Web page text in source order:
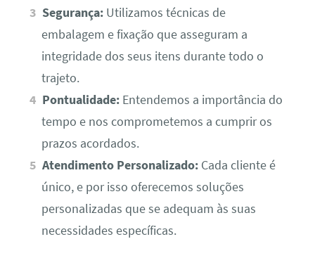
Segurança: Utilizamos técnicas de
embalagem e fixação que asseguram a
integridade dos seus itens durante todo o
trajeto.
Pontualidade: Entendemos a importância do
tempo e nos comprometemos a cumprir os
prazos acordados.
Atendimento Personalizado: Cada cliente é
único, e por isso oferecemos soluções
personalizadas que se adequam às suas
necessidades específicas.